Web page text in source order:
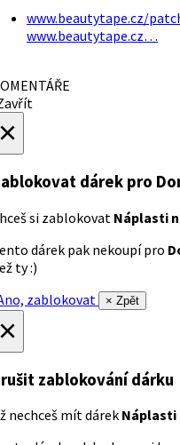
www.beautytape.cz/
www.beautytape.cz…
dárek pro
si zablokovat Náplasti
dárek pak nekoupí pro
ty :)
zablokovat
× Zpět
zablokování dárku
nechceš mít dárek Náplasti